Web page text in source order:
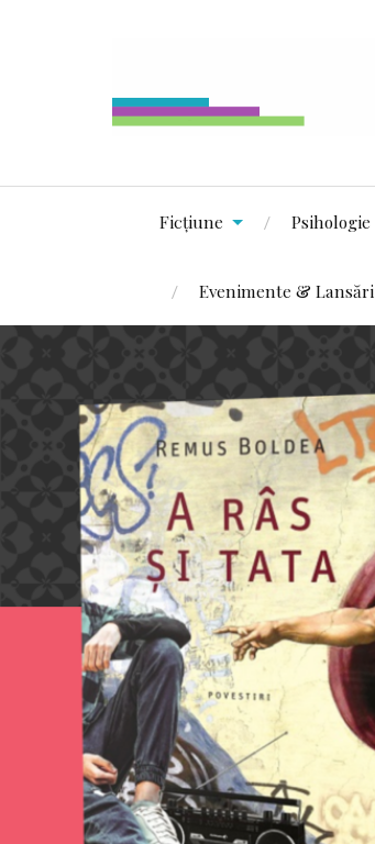
Ficțiune Psihologie
Evenimente & Lansări